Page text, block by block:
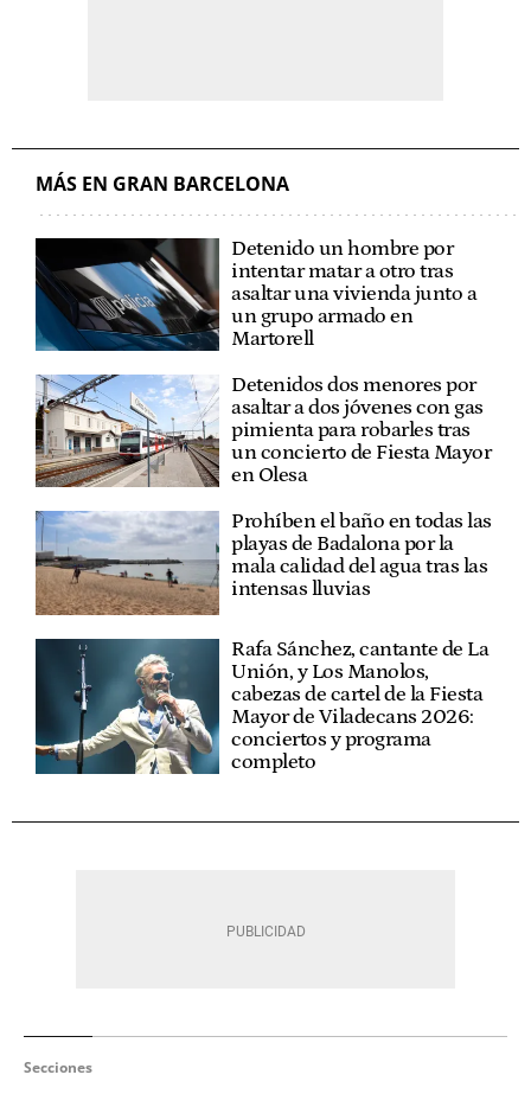
MÁS EN GRAN BARCELONA
Detenido un hombre por
intentar matar a otro tras
asaltar una vivienda junto a
un grupo armado en
Martorell
Detenidos dos menores por
asaltar a dos jóvenes con gas
pimienta para robarles tras
un concierto de Fiesta Mayor
en Olesa
Prohíben el baño en todas las
playas de Badalona por la
mala calidad del agua tras las
intensas lluvias
Rafa Sánchez, cantante de La
Unión, y Los Manolos,
cabezas de cartel de la Fiesta
Mayor de Viladecans 2026:
conciertos y programa
completo
Secciones